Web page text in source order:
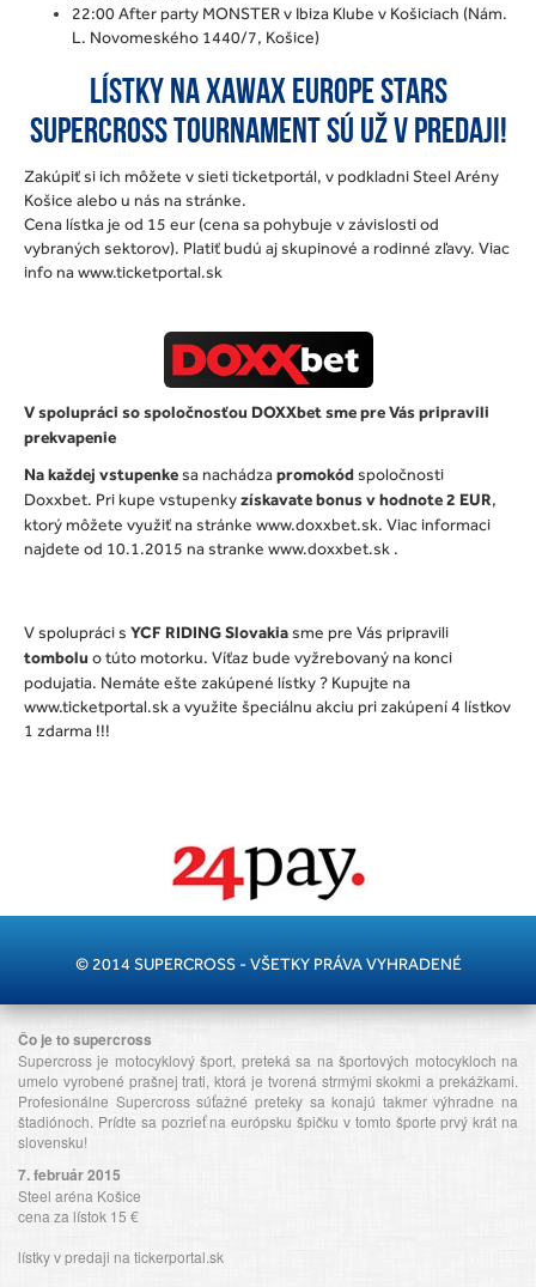
22:00 After party MONSTER v Ibiza Klube v Košiciach (Nám.
L. Novomeského 1440/7, Košice)
Lístky na XAWAX EUROPE STARS
SUPERCROSS TOURNAMENT sú už v predaji!
Zakúpiť si ich môžete v sieti ticketportál, v podkladni Steel Arény
Košice alebo u nás na stránke.
Cena lístka je od 15 eur (cena sa pohybuje v závislosti od
vybraných sektorov). Platiť budú aj skupinové a rodinné zľavy. Viac
info na www.ticketportal.sk
V spolupráci so spoločnosťou DOXXbet sme pre Vás pripravili
prekvapenie
Na každej vstupenkesa nachádzapromokódspoločnosti
Doxxbet. Pri kupe vstupenkyzískavate bonus v hodnote 2 EUR,
ktorý môžete využiť na stránke www.doxxbet.sk. Viac informaci
najdete od 10.1.2015 na stranke www.doxxbet.sk .
V spolupráci s YCF RIDING Slovakiasme pre Vás pripravili
tombolu o túto motorku. Víťaz bude vyžrebovaný na konci
podujatia. Nemáte ešte zakúpené lístky ? Kupujte na
www.ticketportal.sk a využite špeciálnu akciu pri zakúpení 4 lístkov
1 zdarma !!!
© 2014 SUPERCROSS - VŠETKY PRÁVA VYHRADENÉ
Čo je to supercross
Supercross je motocyklový šport, preteká sa na športových motocykloch na
umelo vyrobené prašnej trati, ktorá je tvorená strmými skokmi a prekážkami.
Profesionálne Supercross súťažné preteky sa konajú takmer výhradne na
štadiónoch. Prídte sa pozrieť na európsku špičku v tomto športe prvý krát na
slovensku!
7. február 2015
Steel aréna Košice
cena za lístok 15 €
lístky v predaji na tickerportal.sk